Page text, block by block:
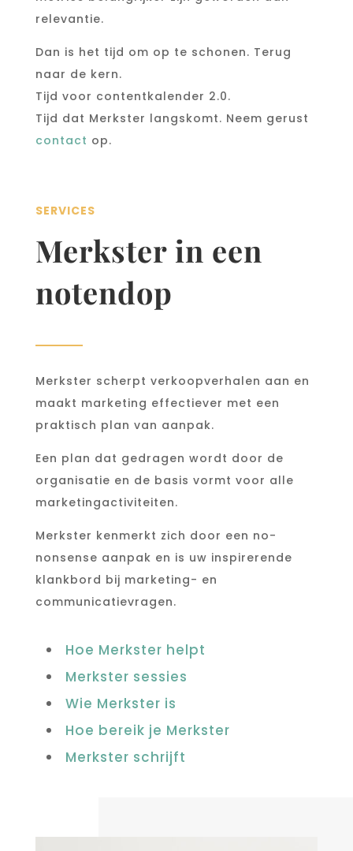
relevantie.
Dan is het tijd om op te schonen. Terug
naar de kern.
Tijd voor contentkalender 2.0.
Tijd dat Merkster langskomt. Neem gerust
contact op.
SERVICES
Merkster in een
notendop
Merkster scherpt verkoopverhalen aan en
maakt marketing effectiever met een
praktisch plan van aanpak.
Een plan dat gedragen wordt door de
organisatie en de basis vormt voor alle
marketingactiviteiten.
Merkster kenmerkt zich door een no-
nonsense aanpak en is uw inspirerende
klankbord bij marketing- en
communicatievragen.
Hoe Merkster helpt
Merkster sessies
Wie Merkster is
Hoe bereik je Merkster
Merkster schrijft